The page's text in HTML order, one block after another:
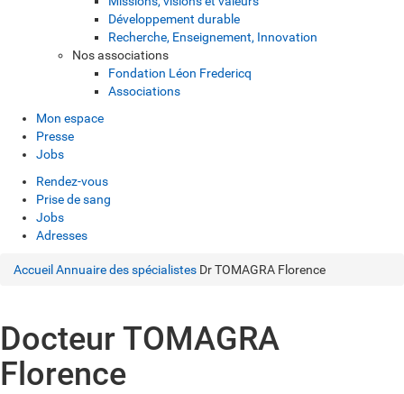
Développement durable
Recherche, Enseignement, Innovation
Nos associations
Fondation Léon Fredericq
Associations
Mon espace
Presse
Jobs
Rendez-vous
Prise de sang
Jobs
Adresses
Accueil Annuaire des spécialistes Dr TOMAGRA Florence
Docteur TOMAGRA
Florence